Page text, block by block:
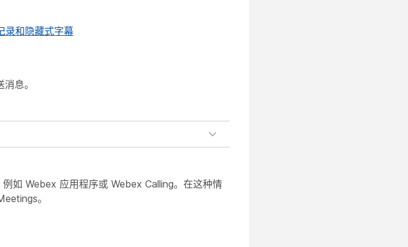
和隐藏式字幕
息。
如 Webex 应用程序或 Webex Calling。在这种情
。